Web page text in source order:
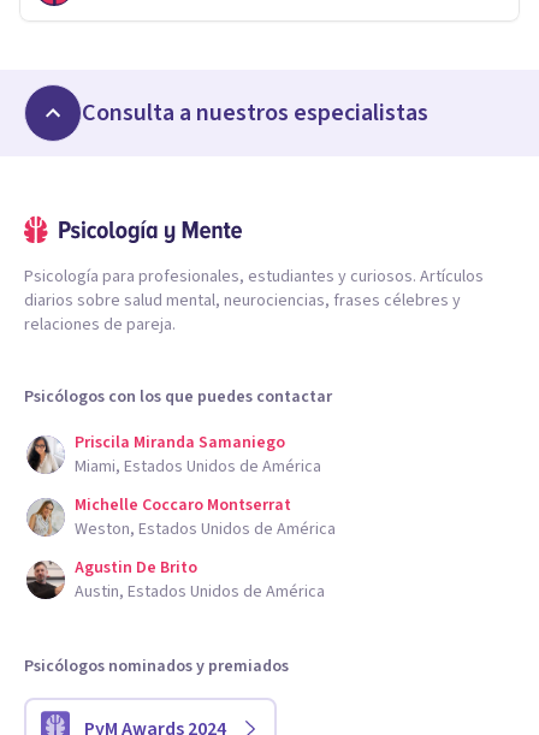
Consulta a nuestros especialistas
Psicología para profesionales, estudiantes y curiosos. Artículos
diarios sobre salud mental, neurociencias, frases célebres y
relaciones de pareja.
Psicólogos con los que puedes contactar
Priscila Miranda Samaniego
Miami, Estados Unidos de América
Michelle Coccaro Montserrat
Weston, Estados Unidos de América
Agustin De Brito
Austin, Estados Unidos de América
Psicólogos nominados y premiados
PyM Awards 2024